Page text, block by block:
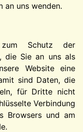
an uns wenden.
zum Schutz der
die Sie an uns als
Website eine
sind Daten, die
für Dritte nicht
Verbindung
Browsers und am